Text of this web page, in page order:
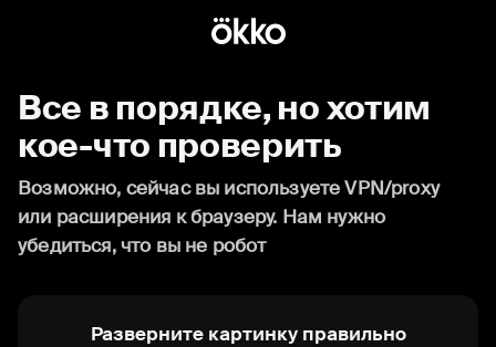
Все в порядке, но хотим
кое-что проверить
Возможно, сейчас вы используете VPN/proxy
или расширения к браузеру. Нам нужно
убедиться, что вы не робот
Разверните картинку правильно